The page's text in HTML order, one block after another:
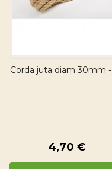
Corda juta diam 30mm -
4,70 €